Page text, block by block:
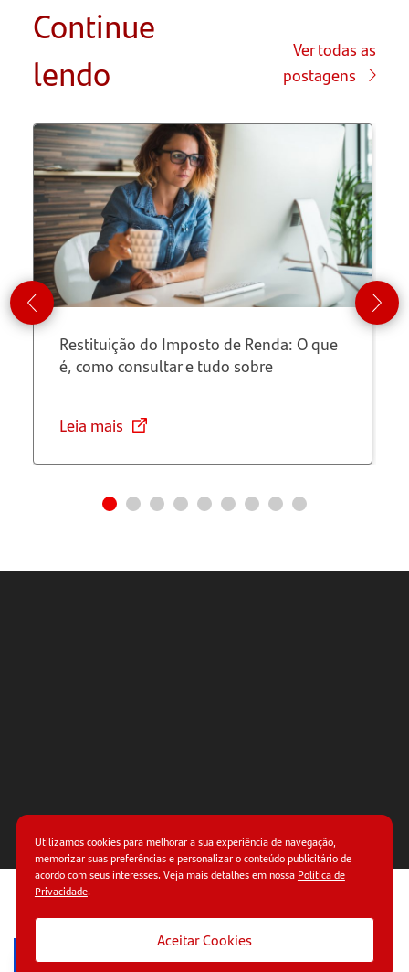
Quais são
as ações
de auxílio
para os
do Rio
Grande
do Sul?
Saiba
mais
sobre o
Programa
Avançar
Como
Conta
Santander
Continue
lendo
Ver todas as
postagens
Restituição do Imposto de Renda: O que
é, como consultar e tudo sobre
Leia mais
privacidade.
Utilizamos cookies para melhorar a sua experiência de navegação,
memorizar suas preferências e personalizar o conteúdo publicitário de
acordo com seus interesses. Veja mais detalhes em nossa Política de
Privacidade.
Aceitar Cookies